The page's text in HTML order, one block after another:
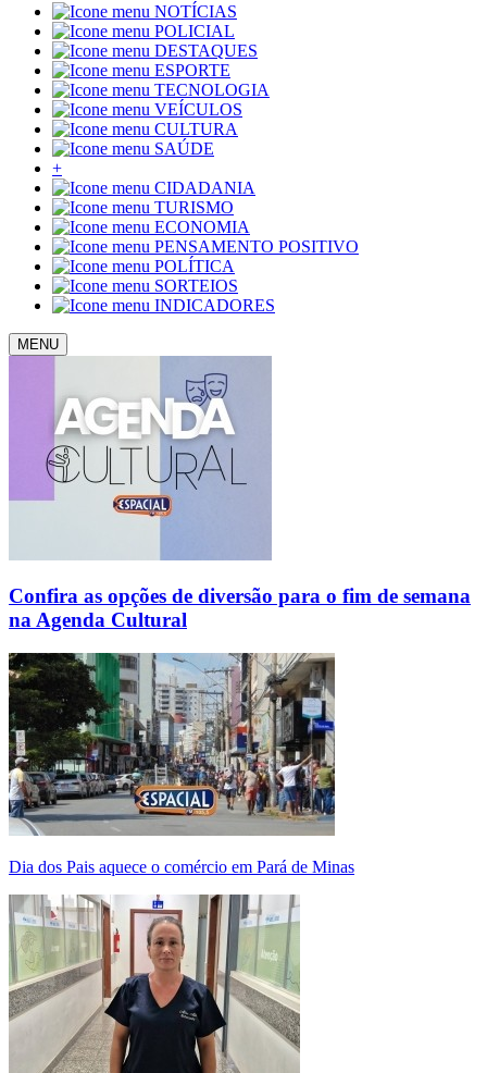
NOTÍCIAS
POLICIAL
DESTAQUES
ESPORTE
TECNOLOGIA
VEÍCULOS
CULTURA
SAÚDE
+
CIDADANIA
TURISMO
ECONOMIA
PENSAMENTO POSITIVO
POLÍTICA
SORTEIOS
INDICADORES
MENU
Confira as opções de diversão para o fim de semana
na Agenda Cultural
Dia dos Pais aquece o comércio em Pará de Minas